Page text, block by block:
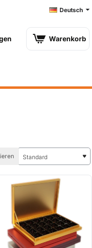
Deutsch
Warenkorb